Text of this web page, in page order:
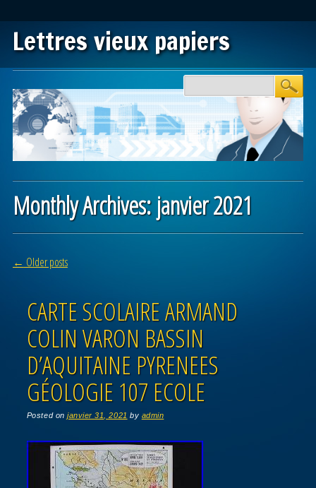
Lettres vieux papiers
Main menu
Monthly Archives:janvier 2021
Post navigation
← Older posts
CARTE SCOLAIRE ARMAND
COLIN VARON BASSIN
D’AQUITAINE PYRENEES
GÉOLOGIE 107 ECOLE
Posted onjanvier 31, 2021 by admin